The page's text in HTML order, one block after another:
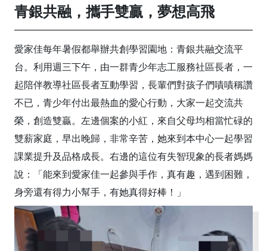
青銀共融，攜手雙贏，夢想高飛
愛家佳每年暑假都舉辦共創學習園地：青銀共融交流平
台。利用週三下午，由一群青少年志工服務社區長者，一
起陪伴教導社區長者互動學習，長輩們對孩子們嘖嘖稱讚
不已，青少年付出最熱血的愛心行動，大家一起交流共
榮，創造雙贏。左邊個案的小紅，來自父母均相當忙碌的
雙薪家庭，早出晚歸，非常辛苦，她來到本中心一起學習
課業提升及品格成長。右邊的這位有失智現象的長者媽媽
說：「能來到愛家佳一起參與手作，真有趣，遇到困難，
身旁還有得力小幫手，有她真得好棒！」